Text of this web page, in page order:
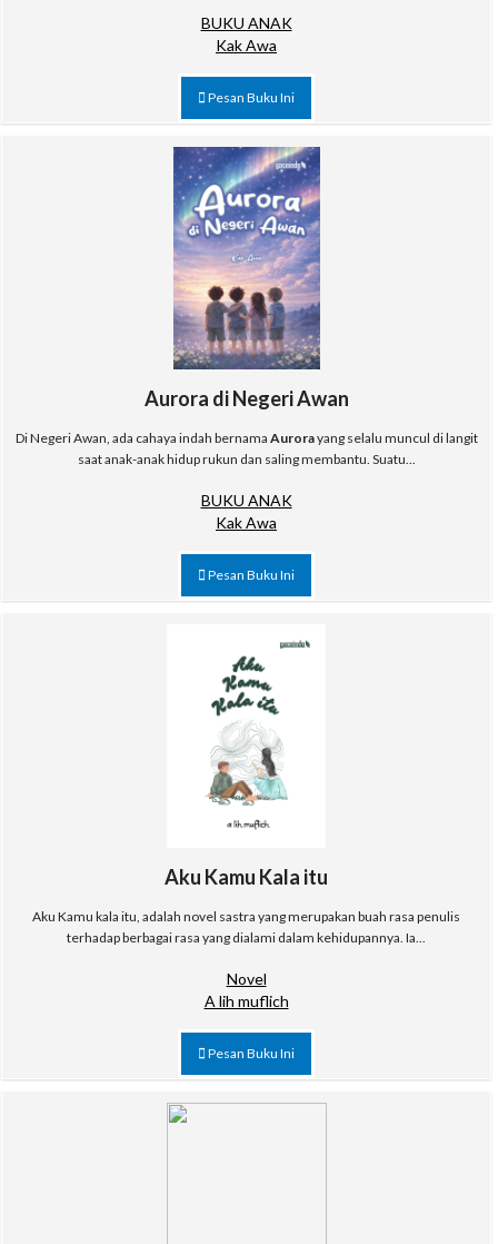
BUKU ANAK
Kak Awa
Pesan Buku Ini
Aurora di Negeri Awan
Di Negeri Awan, ada cahaya indah bernama Aurorayang selalu muncul di langit
saat anak-anak hidup rukun dan saling membantu. Suatu...
BUKU ANAK
Kak Awa
Pesan Buku Ini
Aku Kamu Kala itu
Aku Kamu kala itu, adalah novel sastra yang merupakan buah rasa penulis
terhadap berbagai rasa yang dialami dalam kehidupannya. Ia...
Novel
A lih muflich
Pesan Buku Ini